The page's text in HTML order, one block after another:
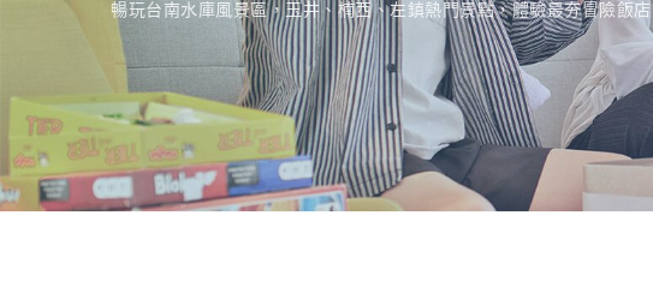
暢玩台南水庫風景區，玉井、楠西、左鎮熱門景點，體驗最夯冒險飯店